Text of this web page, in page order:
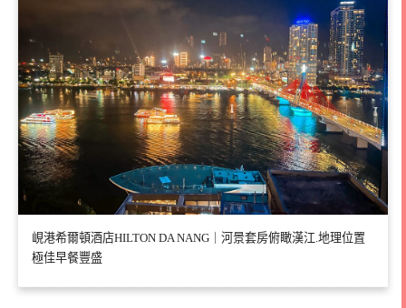
峴港希爾頓酒店HILTON DA NANG｜河景套房俯瞰漢江.地理位置
極佳早餐豐盛